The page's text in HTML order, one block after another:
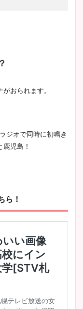
おられます。
ラジオで同時に初鳴き
児島！
ら！